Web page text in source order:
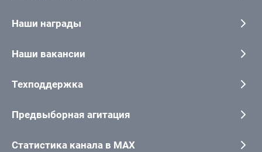
Наши награды
Наши вакансии
Техподдержка
Предвыборная агитация
Статистика канала в MAX